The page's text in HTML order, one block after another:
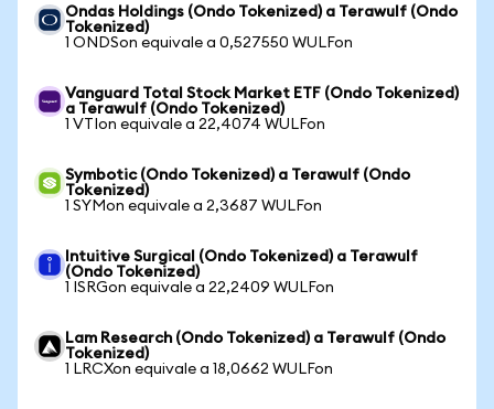
Ondas Holdings (Ondo Tokenized) a Terawulf (Ondo
Tokenized)
1 ONDSon equivale a 0,527550 WULFon
Vanguard Total Stock Market ETF (Ondo Tokenized)
a Terawulf (Ondo Tokenized)
1 VTIon equivale a 22,4074 WULFon
Symbotic (Ondo Tokenized) a Terawulf (Ondo
Tokenized)
1 SYMon equivale a 2,3687 WULFon
Intuitive Surgical (Ondo Tokenized) a Terawulf
(Ondo Tokenized)
1 ISRGon equivale a 22,2409 WULFon
Lam Research (Ondo Tokenized) a Terawulf (Ondo
Tokenized)
1 LRCXon equivale a 18,0662 WULFon